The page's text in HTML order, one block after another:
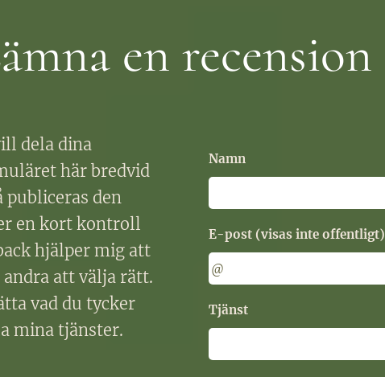
en recension
dela dina
här bredvid
publiceras den
en kort kontroll
hjälper mig att
att välja rätt.
vad du tycker
mina tjänster.
Namn
E-post (visas inte offentligt)
Tjänst